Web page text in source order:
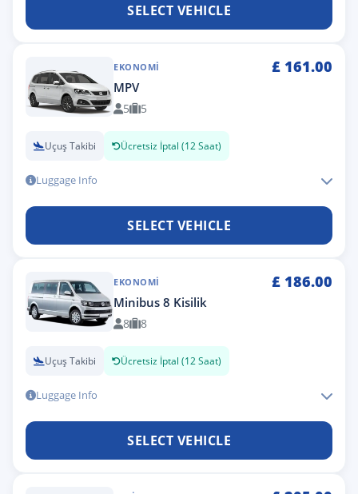
SELECT VEHICLE
EKONOMI £ 161.00
MPV
5 5
Uçuş Takibi Ücretsiz İptal (12 Saat)
Luggage Info
SELECT VEHICLE
EKONOMI £ 186.00
Minibus 8 Kisilik
8 8
Uçuş Takibi Ücretsiz İptal (12 Saat)
Luggage Info
SELECT VEHICLE